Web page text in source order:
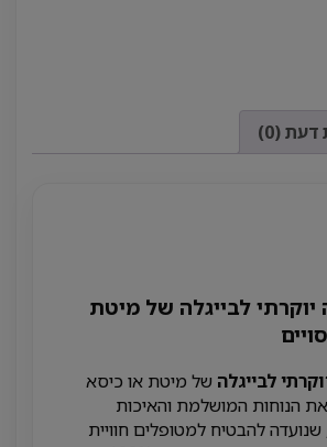
דעת (0)
יוקרתי לבייגלה של מיטת
לבייגלה של מיטת או כיסא
את הנוחות המושלמת והאיכות
שנועדה להבטיח למטופלים חוויית